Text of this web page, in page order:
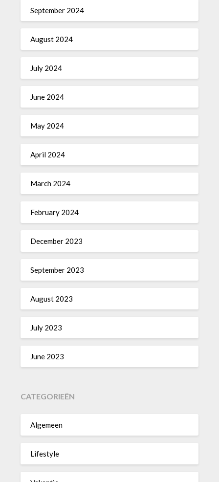
September 2024
August 2024
July 2024
June 2024
May 2024
April 2024
March 2024
February 2024
December 2023
September 2023
August 2023
July 2023
June 2023
CATEGORIEËN
Algemeen
Lifestyle